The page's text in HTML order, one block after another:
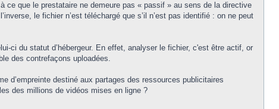
ce que le prestataire ne demeure pas « passif » au sens de la directive
le fichier n’est téléchargé que s’il n’est pas identifié : on ne peut
ci du statut d’hébergeur. En effet, analyser le fichier, c'est être actif, or
des contrefaçons uploadées.
d’empreinte destiné aux partages des ressources publicitaires
des millions de vidéos mises en ligne ?